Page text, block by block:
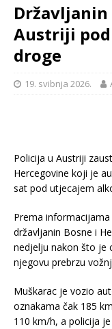
Austriji
droge
19. svibnja 2026.
Policija u Austriji
Hercegovine koji je
sat pod utjecajem
Prema
državljanin Bosne i
nedjelju nakon što je
njegovu prebrzu
Muškarac je vozio
oznakama čak 185
110 km/h, a policija